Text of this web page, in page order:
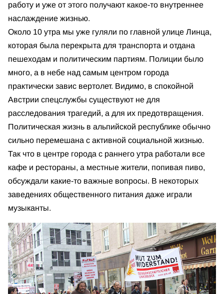
работу и уже от этого получают какое-то внутреннее
наслаждение жизнью.
Около 10 утра мы уже гуляли по главной улице Линца,
которая была перекрыта для транспорта и отдана
пешеходам и политическим партиям. Полиции было
много, а в небе над самым центром города
практически завис вертолет. Видимо, в спокойной
Австрии спецслужбы существуют не для
расследования трагедий, а для их предотвращения.
Политическая жизнь в альпийской республике обычно
сильно перемешана с активной социальной жизнью.
Так что в центре города с раннего утра работали все
кафе и рестораны, а местные жители, попивая пиво,
обсуждали какие-то важные вопросы. В некоторых
заведениях общественного питания даже играли
музыканты.